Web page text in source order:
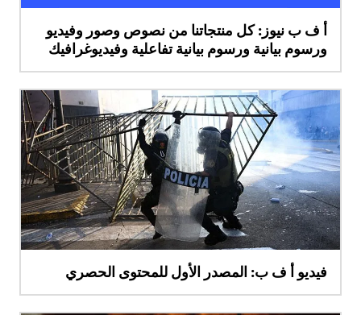
أ ف ب نيوز: كل منتجاتنا من نصوص وصور وفيديو
ورسوم بيانية ورسوم بيانية تفاعلية وفيديوغرافيك
فيديو أ ف ب: المصدر الأول للمحتوى الحصري